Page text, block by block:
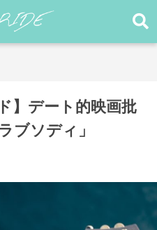
】デート的映画批
ブソディ」